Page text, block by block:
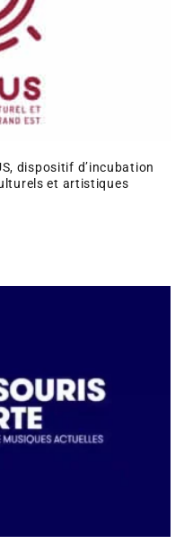
dispositif d’incubation
et artistiques